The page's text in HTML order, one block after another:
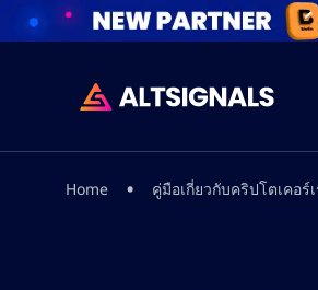
Home • คู่มือเกี่ยวกับคริปโตเคอร์